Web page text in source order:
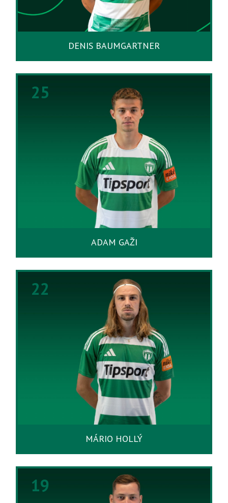
DENIS BAUMGARTNER
25
ADAM GAŽI
22
MÁRIO HOLLÝ
19